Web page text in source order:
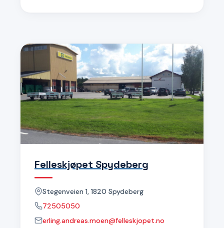
Felleskjøpet Spydeberg
Stegenveien 1, 1820 Spydeberg
72505050
erling.andreas.moen@felleskjopet.no